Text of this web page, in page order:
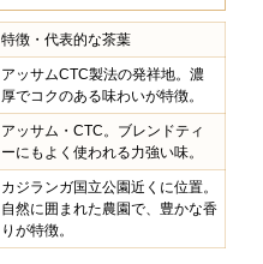
特徴・代表的な茶葉
アッサムCTC製法の発祥地。濃
厚でコクのある味わいが特徴。
アッサム・CTC。ブレンドティ
ーにもよく使われる力強い味。
カジランガ国立公園近くに位置。
自然に囲まれた農園で、豊かな香
りが特徴。